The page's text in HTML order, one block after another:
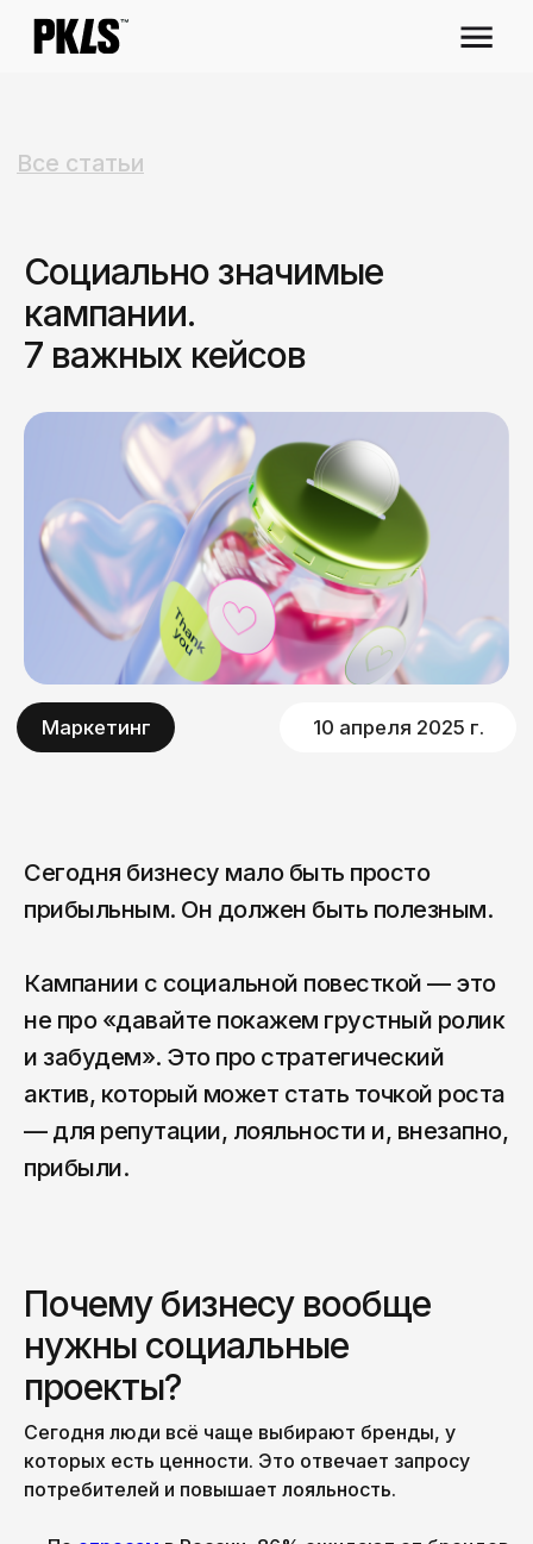
Социально значимые
кампании.
7 важных кейсов
Маркетинг 10 апреля 2025 г.
Сегодня бизнесу мало быть просто
прибыльным. Он должен быть полезным.
Кампании с социальной повесткой — это
не про «давайте покажем грустный ролик
и забудем». Это про стратегический
актив, который может стать точкой роста
— для репутации, лояльности и, внезапно,
прибыли.
Почему бизнесу вообще
нужны социальные
проекты?
Сегодня люди всё чаще выбирают бренды, у
которых есть ценности. Это отвечает запросу
потребителей и повышает лояльность.